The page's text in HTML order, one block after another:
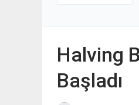
Halving
Başladı